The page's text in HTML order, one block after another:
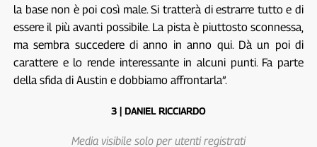
la base non è poi così male. Si tratterà di estrarre tutto e di
essere il più avanti possibile. La pista è piuttosto sconnessa,
ma sembra succedere di anno in anno qui. Dà un poi di
carattere e lo rende interessante in alcuni punti. Fa parte
della sfida di Austin e dobbiamo affrontarla”.
3 | DANIEL RICCIARDO
Media visibile solo per utenti registrati